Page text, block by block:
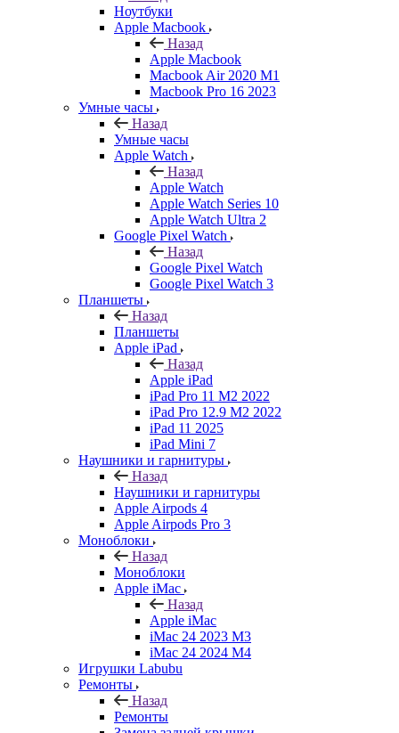
Ноутбуки
Apple Macbook
Назад
Apple Macbook
Macbook Air 2020 M1
Macbook Pro 16 2023
Умные часы
Назад
Умные часы
Apple Watch
Назад
Apple Watch
Apple Watch Series 10
Apple Watch Ultra 2
Google Pixel Watch
Назад
Google Pixel Watch
Google Pixel Watch 3
Планшеты
Назад
Планшеты
Apple iPad
Назад
Apple iPad
iPad Pro 11 M2 2022
iPad Pro 12.9 M2 2022
iPad 11 2025
iPad Mini 7
Наушники и гарнитуры
Назад
Наушники и гарнитуры
Apple Airpods 4
Apple Airpods Pro 3
Моноблоки
Назад
Моноблоки
Apple iMac
Назад
Apple iMac
iMac 24 2023 M3
iMac 24 2024 M4
Игрушки Labubu
Ремонты
Назад
Ремонты